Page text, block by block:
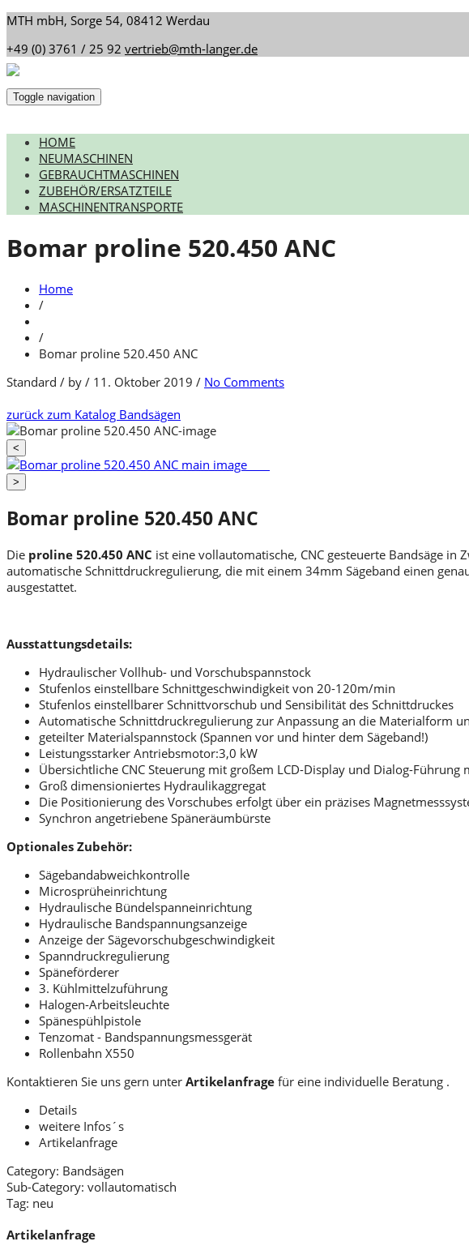
MTH mbH, Sorge 54, 08412 Werdau
+49 (0) 3761 / 25 92 vertrieb@mth-langer.de
Toggle navigation
HOME
NEUMASCHINEN
GEBRAUCHTMASCHINEN
ZUBEHÖR/ERSATZTEILE
MASCHINENTRANSPORTE
Bomar proline 520.450 ANC
Home
/
/
Bomar proline 520.450 ANC
Standard / by / 11. Oktober 2019 / No Comments
zurück zum Katalog Bandsägen
<
>
Bomar proline 520.450 ANC
Die proline 520.450 ANC ist eine vollautomatische, CNC gesteuerte Bandsäge
automatische Schnittdruckregulierung, die mit einem 34mm Sägeband einen
ausgestattet.
Ausstattungsdetails:
Hydraulischer Vollhub- und Vorschubspannstock
Stufenlos einstellbare Schnittgeschwindigkeit von 20-120m/min
Stufenlos einstellbarer Schnittvorschub und Sensibilität des Schnittdruckes
Automatische Schnittdruckregulierung zur Anpassung an die Materialform
geteilter Materialspannstock (Spannen vor und hinter dem Sägeband!)
Leistungsstarker Antriebsmotor:3,0 kW
Übersichtliche CNC Steuerung mit großem LCD-Display und Dialog-
Groß dimensioniertes Hydraulikaggregat
Die Positionierung des Vorschubes erfolgt über ein präzises
Synchron angetriebene Späneräumbürste
Optionales Zubehör:
Sägebandabweichkontrolle
Microsprüheinrichtung
Hydraulische Bündelspanneinrichtung
Hydraulische Bandspannungsanzeige
Anzeige der Sägevorschubgeschwindigkeit
Spanndruckregulierung
Späneförderer
3. Kühlmittelzuführung
Halogen-Arbeitsleuchte
Spänespühlpistole
Tenzomat - Bandspannungsmessgerät
Rollenbahn X550
Kontaktieren Sie uns gern unter Artikelanfrage für eine individuelle Beratung .
Details
weitere Infos´s
Artikelanfrage
Category: Bandsägen
Sub-Category: vollautomatisch
Tag: neu
Artikelanfrage